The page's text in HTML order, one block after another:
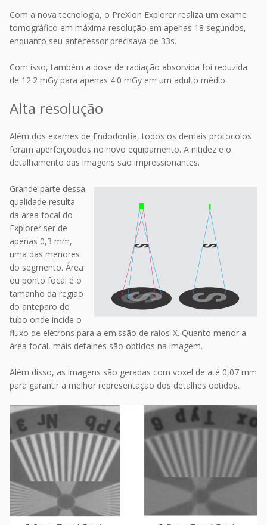
Com a nova tecnologia, o PreXion Explorer realiza um exame
tomográfico em máxima resolução em apenas 18 segundos,
enquanto seu antecessor precisava de 33s.
Com isso, também a dose de radiação absorvida foi reduzida
de 12.2 mGy para apenas 4.0 mGy em um adulto médio.
Alta resolução
Além dos exames de Endodontia, todos os demais protocolos
foram aperfeiçoados no novo equipamento. A nitidez e o
detalhamento das imagens são impressionantes.
Grande parte dessa
qualidade resulta
da área focal do
Explorer ser de
apenas 0,3 mm,
uma das menores
do segmento. Área
ou ponto focal é o
tamanho da região
do anteparo do
tubo onde incide o
fluxo de elétrons para a emissão de raios-X. Quanto menor a
área focal, mais detalhes são obtidos na imagem.
Além disso, as imagens são geradas com voxel de até 0,07 mm
para garantir a melhor representação dos detalhes obtidos.